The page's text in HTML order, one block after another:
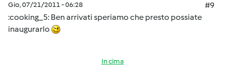
Gio, 07/21/2011 - 06:28
#9
:cooking_5: Ben arrivati speriamo che presto possiate
inaugurarlo
In cima